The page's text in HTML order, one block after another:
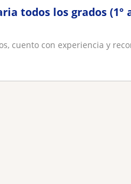
todos los grados (1°
cuento con experiencia y